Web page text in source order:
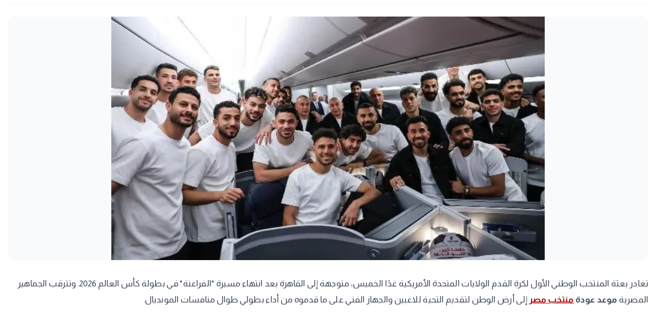
​تغادر بعثة المنتخب الوطني الأول لكرة القدم الولايات المتحدة الأمريكية غدًا الخميس، متوجهة إلى القاهرة بعد انتهاء مسيرة "الفراعنة" في بطولة كأس العالم 2026. وتترقب الجماهير
المصرية موعد عودة منتخب مصر إلى أرض الوطن لتقديم التحية للاعبين والجهاز الفني على ما قدموه من أداء بطولي طوال منافسات المونديال.